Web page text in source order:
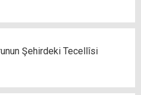
Şehirdeki Tecellîsi